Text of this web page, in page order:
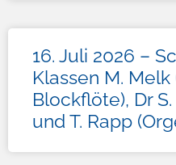
16. Juli 2026 –
Klassen M.
Blockflöte), Dr
und T. Rapp